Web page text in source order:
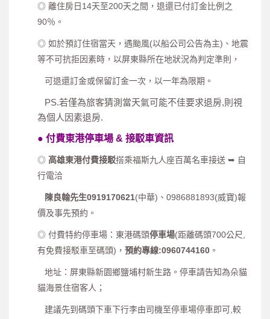
◎ 離住房日14天至200天之間，退還已付訂金比例之
90％。
◎ 如於預訂住宿當天，遇颱風(以船公司公告為主)、地震
等不可抗拒因素時，以屏東縣所在地狀況為判定準則，
可退還訂金或保留訂金一次，以一年為限期。
PS.若僅為旅客猜測當天氣可能不佳要求退房,則視
為個人因素退房.
● 付費東港停車場 & 接駁車資訊
◎ 高雄東港付費接駁搭乘福斯九人座百萬名車接送 ➥ 自
行電洽
陳良翰先生0919170621(中華)、0986881893(威寶)報
價及事先預約。
◎ 付費特約停車場：東港碼頭停車場(距離碼頭700公尺,
有免費接駁車至碼頭)， 預約專線:0960744160 。
地址：屏東縣新園鄉鹽埔村新生路。停車請告知為朵貓
貓海景住宿客人；
建議先到碼頭下車下行李由司機至停車場停車即可,較